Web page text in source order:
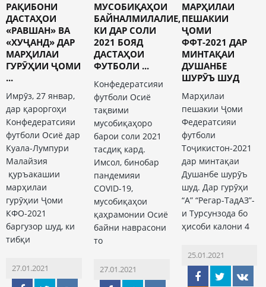
РАҚИБОНИ
ДАСТАҲОИ
«РАВШАН» ВА
«ХУҶАНД» ДАР
МАРҲИЛАИ
ГУРӮҲИИ ҶОМИ
...
Имрӯз, 27 январ,
дар қароргоҳи
Конфедератсияи
футболи Осиё дар
Куала-Лумпури
Малайзия
қуръакашии
марҳилаи
гурӯҳии Ҷоми
КФО-2021
баргузор шуд, ки
тибқи
27.01.2021
МУСОБИҚАҲОИ
БАЙНАЛМИЛАЛИЕ,
КИ ДАР СОЛИ
2021 БОЯД
ДАСТАҲОИ
ФУТБОЛИ ...
Конфедератсияи
футболи Осиё
тақвими
мусобиқаҳоро
барои соли 2021
тасдиқ кард.
Имсол, бинобар
пандемияи
COVID-19,
мусобиқаҳои
қаҳрамонии Осиё
байни наврасони
то
27.01.2021
МАРҲИЛАИ
ПЕШАКИИ
ҶОМИ
ФФТ-2021 ДАР
МИНТАҚАИ
ДУШАНБЕ
ШУРӮЪ ШУД
Марҳилаи
пешакии Ҷоми
Федератсияи
футболи
Тоҷикистон-2021
дар минтақаи
Душанбе шурӯъ
шуд. Дар гурӯҳи
“А” “Регар-ТадАЗ”-
и Турсунзода бо
ҳисоби калони 4
25.01.2021